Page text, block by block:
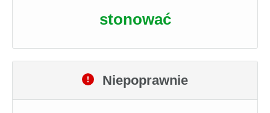
stonować
Niepoprawnie